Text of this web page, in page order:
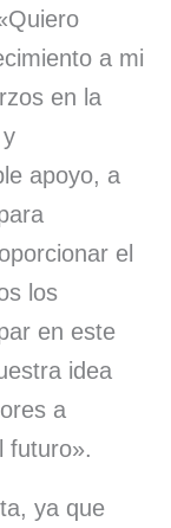
a mi
en la
apoyo, a
el
los
en este
idea
a
futuro».
ya que